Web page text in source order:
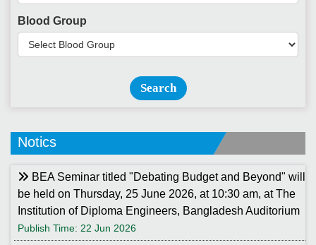
Blood Group
Search
Notics
BEA Seminar titled "Debating Budget and Beyond" will
be held on Thursday, 25 June 2026, at 10:30 am, at The
Institution of Diploma Engineers, Bangladesh Auditorium
Publish Time: 22 Jun 2026